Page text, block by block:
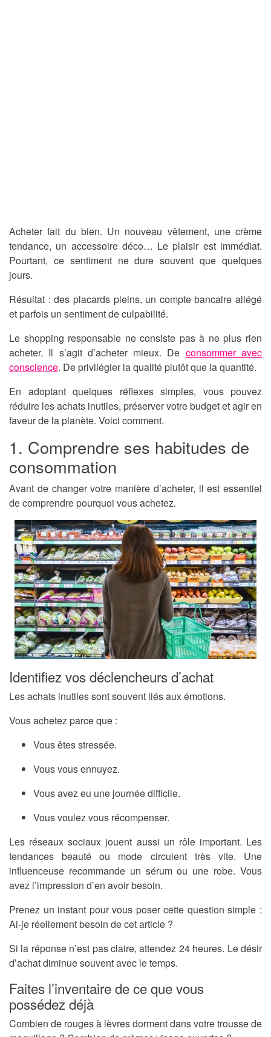
Acheter fait du bien. Un nouveau vêtement, une crème
tendance, un accessoire déco… Le plaisir est immédiat.
Pourtant, ce sentiment ne dure souvent que quelques
jours.
Résultat : des placards pleins, un compte bancaire allégé
et parfois un sentiment de culpabilité.
Le shopping responsable ne consiste pas à ne plus rien
acheter. Il s’agit d’acheter mieux. De consommer avec
conscience. De privilégier la qualité plutôt que la quantité.
En adoptant quelques réflexes simples, vous pouvez
réduire les achats inutiles, préserver votre budget et agir en
faveur de la planète. Voici comment.
1. Comprendre ses habitudes de
consommation
Avant de changer votre manière d’acheter, il est essentiel
de comprendre pourquoi vous achetez.
Identifiez vos déclencheurs d’achat
Les achats inutiles sont souvent liés aux émotions.
Vous achetez parce que :
Vous êtes stressée.
Vous vous ennuyez.
Vous avez eu une journée difficile.
Vous voulez vous récompenser.
Les réseaux sociaux jouent aussi un rôle important. Les
tendances beauté ou mode circulent très vite. Une
influenceuse recommande un sérum ou une robe. Vous
avez l’impression d’en avoir besoin.
Prenez un instant pour vous poser cette question simple :
Ai-je réellement besoin de cet article ?
Si la réponse n’est pas claire, attendez 24 heures. Le désir
d’achat diminue souvent avec le temps.
Faites l’inventaire de ce que vous
possédez déjà
Combien de rouges à lèvres dorment dans votre trousse de